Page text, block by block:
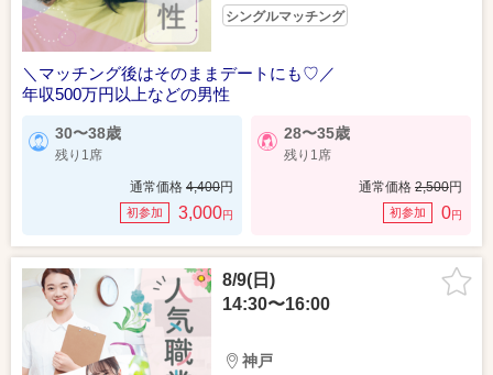
シングルマッチング
＼マッチング後はそのままデートにも♡／
年収500万円以上などの男性
30〜38歳
残り1席
通常価格 4,400円
初参加 3,000円
28〜35歳
残り1席
通常価格 2,500円
初参加 0円
8/9(日)
14:30〜16:00
神戸